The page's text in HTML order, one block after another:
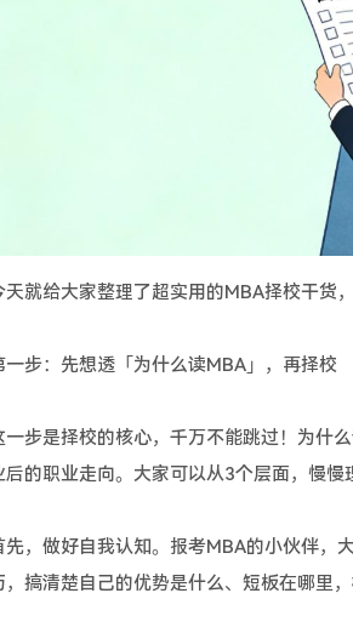
给大家整理了超实用的MBA择校干货，
：先想透「为什么读MBA」，再择校
是择校的核心，千万不能跳过！为什么
后的职业走向。大家可以从3个层面，慢慢
做好自我认知。报考MBA的小伙伴，大
，搞清楚自己的优势是什么、短板在哪里